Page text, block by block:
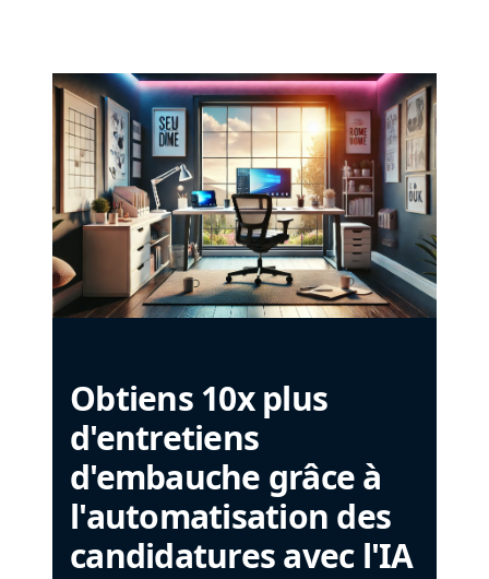
Obtiens 10x plus
d'entretiens
d'embauche grâce à
l'automatisation des
candidatures avec l'IA